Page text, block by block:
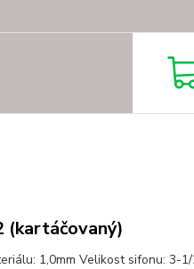
(kartáčovaný)
1,0mm Velikost sifonu: 3-1/